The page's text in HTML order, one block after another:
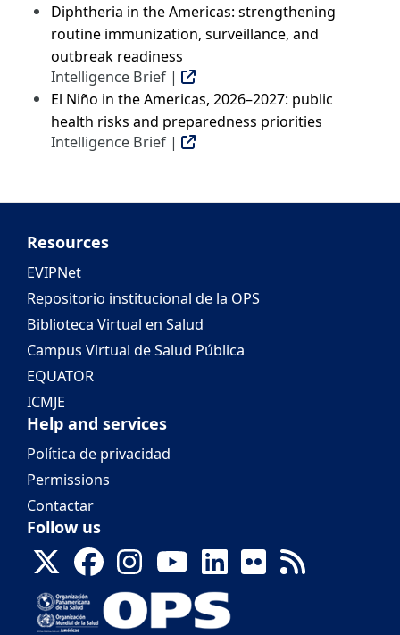
Diphtheria in the Americas: strengthening
routine immunization, surveillance, and
outbreak readiness
Intelligence Brief |
El Niño in the Americas, 2026–2027: public
health risks and preparedness priorities
Intelligence Brief |
Resources
EVIPNet
Repositorio institucional de la OPS
Biblioteca Virtual en Salud
Campus Virtual de Salud Pública
EQUATOR
ICMJE
Help and services
Política de privacidad
Permissions
Contactar
Follow us